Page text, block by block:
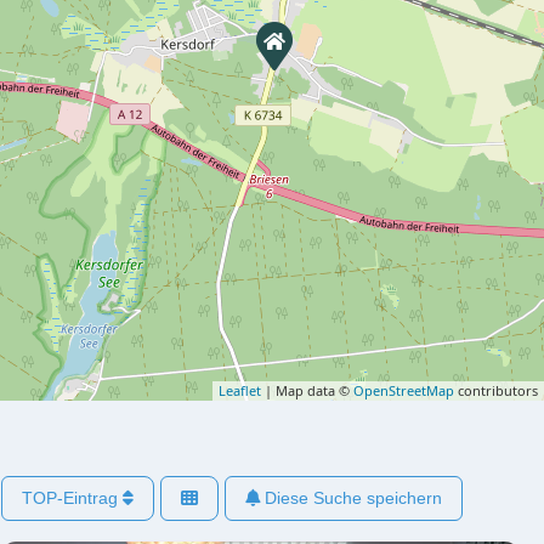
Leaflet | Map data ©OpenStreetMap contributors
TOP-Eintrag Diese Suche speichern